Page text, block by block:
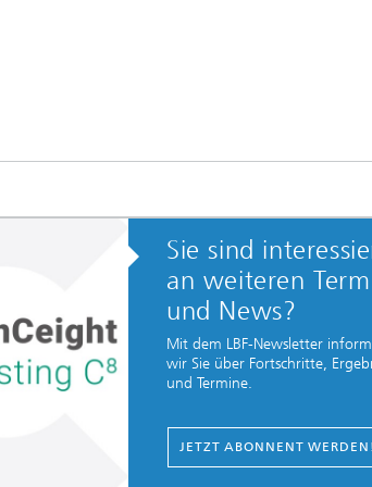
Sie sind
an weiteren
und News?
Mit dem LBF-Newsletter
wir Sie über Fortschritte,
und Termine.
JETZT ABONNENT WERDEN!